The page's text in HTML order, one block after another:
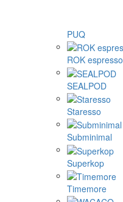
PUQ
ROK espresso
SEALPOD
Staresso
Subminimal
Superkop
Timemore